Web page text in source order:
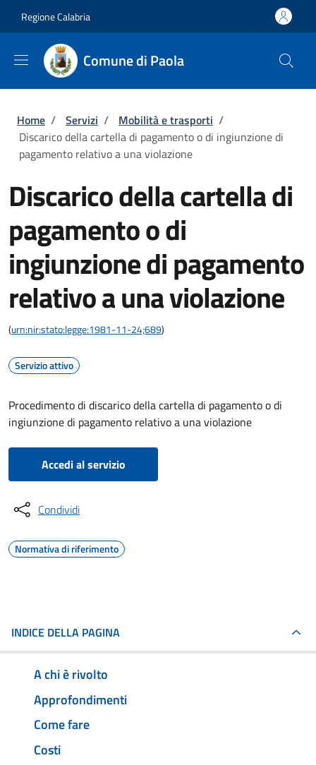
Regione Calabria
Comune di Paola
Briciole di pane
Home / Servizi / Mobilità e trasporti /
Discarico della cartella di pagamento o di ingiunzione di
pagamento relativo a una violazione
Discarico della cartella di
pagamento o di
ingiunzione di pagamento
relativo a una violazione
(urn:nir:stato:legge:1981-11-24;689)
Servizio attivo
Procedimento di discarico della cartella di pagamento o di
ingiunzione di pagamento relativo a una violazione
Accedi al servizio
Condividi
Normativa di riferimento
INDICE DELLA PAGINA
A chi è rivolto
Approfondimenti
Come fare
Costi